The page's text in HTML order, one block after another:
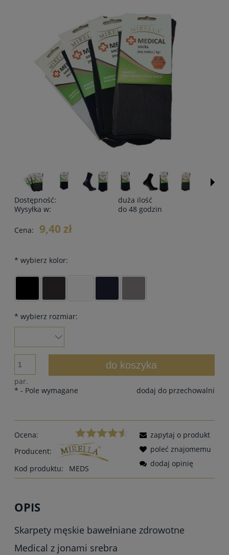
Dostępność:
duża ilość
Wysyłka w:
do 48 godzin
Cena: 9,40 zł
* wybierz kolor:
* wybierz rozmiar:
par.
do koszyka
dodaj do przechowalni
* - Pole wymagane
Ocena:
Producent:
Kod produktu:
MEDS
zapytaj o produkt
poleć znajomemu
dodaj opinię
OPIS
Skarpety męskie bawełniane zdrowotne
Medical z jonami srebra